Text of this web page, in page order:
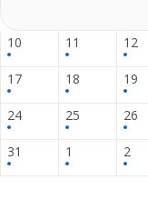
10 11 12
17 18 19
24 25 26
31 1 2